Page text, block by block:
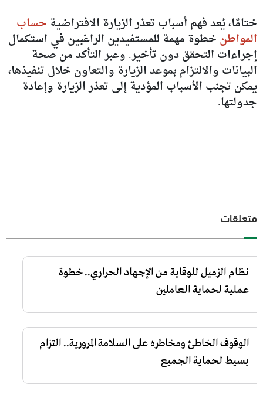
ختامًا، يُعد فهم أسباب تعذر الزيارة الافتراضية حساب
المواطن خطوة مهمة للمستفيدين الراغبين في استكمال
إجراءات التحقق دون تأخير. وعبر التأكد من صحة
البيانات والالتزام بموعد الزيارة والتعاون خلال تنفيذها،
يمكن تجنب الأسباب المؤدية إلى تعذر الزيارة وإعادة
جدولتها.
متعلقات
نظام الزميل للوقاية من الإجهاد الحراري.. خطوة
عملية لحماية العاملين
الوقوف الخاطئ ومخاطره على السلامة المرورية.. التزام
بسيط لحماية الجميع